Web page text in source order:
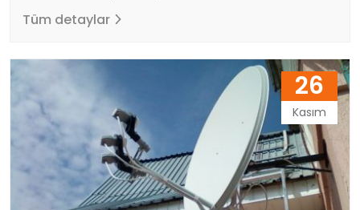
bağlanmasını sağlayan uydu haberleşme sistemi
türüdür. Bu sistem, aynı anda birden fazla uydu
kapasiteyi artırabilir ve maliyetleri azaltabilir.
Multiswitch uydu santrali, uydu antenlerinden
alınan sinyalleri kullanıcılar arasında bireysel olarak
paylaşan bir arayüz elemanıdır. Bu, birden fazla
kullanıcının bir…
Tüm detaylar
26
Kasım